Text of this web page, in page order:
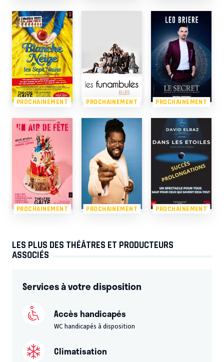
PROCHAINEMENT PROCHAINEMENT PROCHAINEMENT
PROCHAINEMENT PROCHAINEMENT PROCHAINEMENT
LES PLUS DES THÉÂTRES ET PRODUCTEURS
ASSOCIÉS
Services à votre disposition
Accès handicapés
WC handicapés à disposition
Climatisation